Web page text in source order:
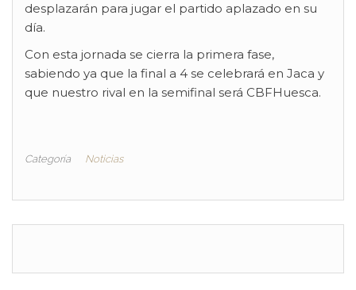
desplazarán para jugar el partido aplazado en su
día.
Con esta jornada se cierra la primera fase,
sabiendo ya que la final a 4 se celebrará en Jaca y
que nuestro rival en la semifinal será CBFHuesca.
Categoría Noticias